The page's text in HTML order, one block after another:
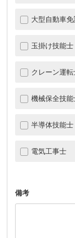
大型自動車免
玉掛け技能士
クレーン運転
機械保全技能
半導体技能士
電気工事士
備考